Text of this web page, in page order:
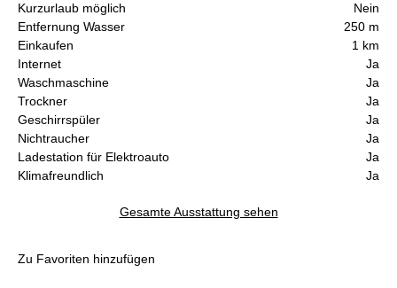
Kurzurlaub möglich
Nein
Entfernung Wasser
250 m
Einkaufen
1 km
Internet
Ja
Waschmaschine
Ja
Trockner
Ja
Geschirrspüler
Ja
Nichtraucher
Ja
Ladestation für Elektroauto
Ja
Klimafreundlich
Ja
Gesamte Ausstattung sehen
Zu Favoriten hinzufügen